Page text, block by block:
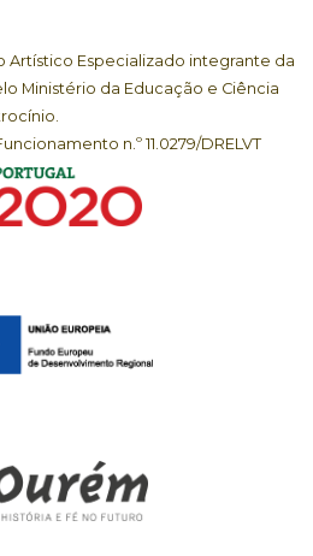
Artístico Especializado integrante da
Ministério da Educação e Ciência
n.º 11.0279/DRELVT